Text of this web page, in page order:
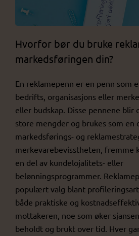
Hvorfor bør du bruke
markedsføringen din?
En reklamepenn er en penn som
bedrifts, organisasjons eller
eller budskap. Disse pennene blir
store mengder og brukes som en
markedsførings- og
merkevarebevisstheten, fremme
en del av kundelojalitets- eller
belønningsprogrammer.
populært valg blant
både praktiske og
mottakeren, noe som øker
beholdt og brukt over tid. Hver